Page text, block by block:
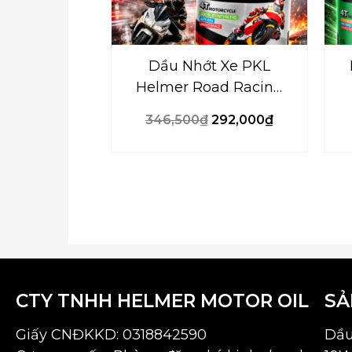
Dầu Nhớt Xe PKL
Helmer Road Racing
346,500₫ 292,000₫
CTY TNHH HELMER MOTOR OIL
Giấy CNĐKKD: 0318842590